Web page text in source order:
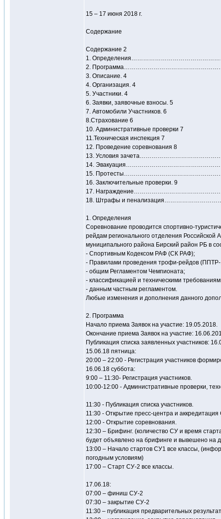
15 – 17 июня 2018 г.
Содержание
Содержание 2
1.
2.
3. Описание. 4
4. Организация. 4
5. Участники. 4
6. Заявки, заявочные взносы. 5
7. Автомобили Участников. 6
8.Страхование 6
10. Административные проверки 7
11.Техническая инспекция 7
12. Проведение соревнования 8
13. Условия
14.
15.
16. Заключительные проверки. 9
17.
18. Штрафы и
1. Определения
Соревнование проводится спортивно-
рейдам регионального отделения
муниципального района Бирский район РБ в
- Спортивным Кодексом РАФ (СК РАФ);
- Правилами проведения трофи-рейдов
- общим Регламентом Чемпионата;
- классификацией и техническими
- данным частным регламентом.
Любые изменения и дополнения данного
2. Программа
Начало приема Заявок на участие: 19.05.2018.
Окончание приема Заявок на участие:
Публикация списка заявленных участников:
15.06.18 пятница:
20:00 – 22:00 - Регистрация участников
16.06.18 суббота:
9:00 – 11:30- Регистрация участников.
10:00-12:00 - Административные проверки,
11:30 - Публикация списка участников.
11:30 - Открытие пресс-центра и
12:00 - Открытие соревнования.
12:30 – Брифинг. (количество СУ и время
будет объявлено на брифинге и вывешено на
13:00 – Начало стартов СУ1 все классы,
погодным условиям)
17:00 – Старт СУ-2 все классы.
17.06.18:
07:00 – финиш СУ-2
07:30 – закрытие СУ-2
11:30 – публикация предварительных